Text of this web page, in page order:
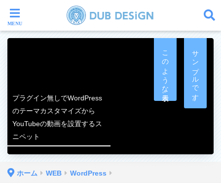
サンプルです。
このような表示。
プラグイン無しでWordPress
のテーマカスタマイズから
YouTubeの動画を設置するス
ニペット
ホーム WEB WordPress